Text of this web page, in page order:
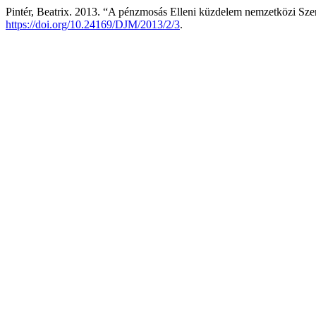
Pintér, Beatrix. 2013. “A pénzmosás Elleni küzdelem nemzetközi
https://doi.org/10.24169/DJM/2013/2/3.